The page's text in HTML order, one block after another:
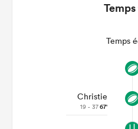
Temps
Christie
19 - 3767'